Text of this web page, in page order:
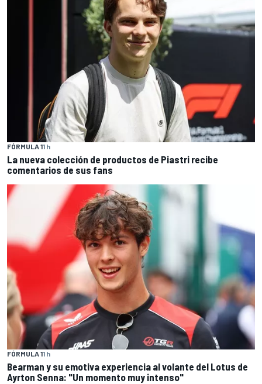
FÓRMULA 11 h
La nueva colección de productos de Piastri recibe
comentarios de sus fans
FÓRMULA 11 h
Bearman y su emotiva experiencia al volante del Lotus de
Ayrton Senna: "Un momento muy intenso"